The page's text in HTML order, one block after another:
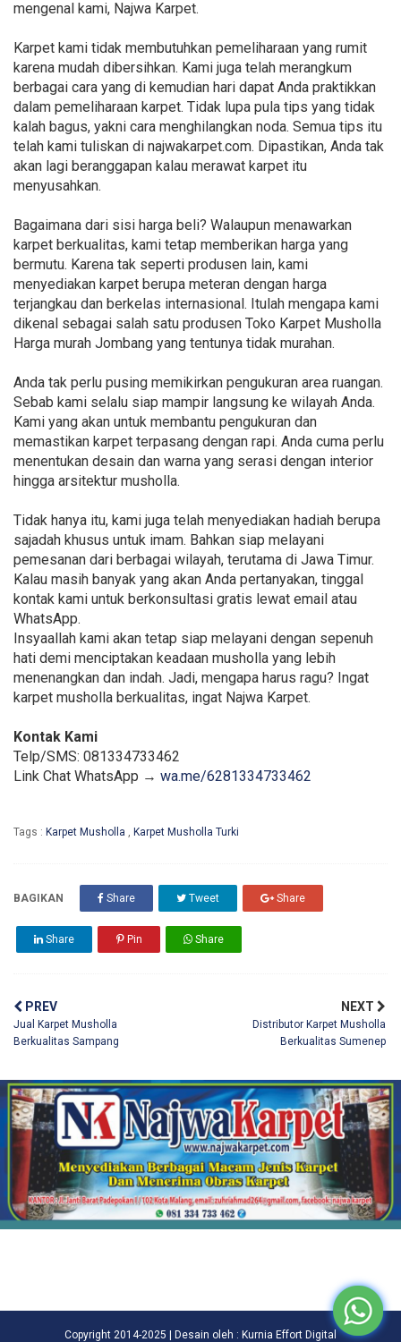
mengenal kami, Najwa Karpet.
Karpet kami tidak membutuhkan pemeliharaan yang rumit
karena mudah dibersihkan. Kami juga telah merangkum
berbagai cara yang di kemudian hari dapat Anda praktikkan
dalam pemeliharaan karpet. Tidak lupa pula tips yang tidak
kalah bagus, yakni cara menghilangkan noda. Semua tips itu
telah kami tuliskan di najwakarpet.com. Dipastikan, Anda tak
akan lagi beranggapan kalau merawat karpet itu
menyusahkan.
Bagaimana dari sisi harga beli? Walaupun menawarkan
karpet berkualitas, kami tetap memberikan harga yang
bermutu. Karena tak seperti produsen lain, kami
menyediakan karpet berupa meteran dengan harga
terjangkau dan berkelas internasional. Itulah mengapa kami
dikenal sebagai salah satu produsen Toko Karpet Musholla
Harga murah Jombang yang tentunya tidak murahan.
Anda tak perlu pusing memikirkan pengukuran area ruangan.
Sebab kami selalu siap mampir langsung ke wilayah Anda.
Kami yang akan untuk membantu pengukuran dan
memastikan karpet terpasang dengan rapi. Anda cuma perlu
menentukan desain dan warna yang serasi dengan interior
hingga arsitektur musholla.
Tidak hanya itu, kami juga telah menyediakan hadiah berupa
sajadah khusus untuk imam. Bahkan siap melayani
pemesanan dari berbagai wilayah, terutama di Jawa Timur.
Kalau masih banyak yang akan Anda pertanyakan, tinggal
kontak kami untuk berkonsultasi gratis lewat email atau
WhatsApp.
Insyaallah kami akan tetap siap melayani dengan sepenuh
hati demi menciptakan keadaan musholla yang lebih
menenangkan dan indah. Jadi, mengapa harus ragu? Ingat
karpet musholla berkualitas, ingat Najwa Karpet.
Kontak Kami
Telp/SMS: 081334733462
Link Chat WhatsApp → wa.me/6281334733462
Tags : Karpet Musholla , Karpet Musholla Turki
BAGIKAN Share Tweet Share
Share Pin Share
PREV
Jual Karpet Musholla
Berkualitas Sampang
NEXT
Distributor Karpet Musholla
Berkualitas Sumenep
Copyright 2014-2025 | Desain oleh : Kurnia Effort Digital